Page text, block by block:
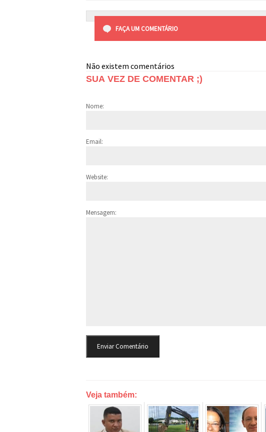
FAÇA UM COMENTÁRIO
Não existem comentários
SUA VEZ DE COMENTAR ;)
Nome:
Email:
Website:
Mensagem:
Veja também: